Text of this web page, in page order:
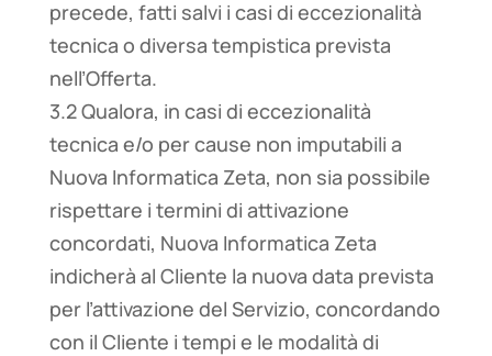
precede, fatti salvi i casi di eccezionalità
tecnica o diversa tempistica prevista
nell’Offerta.
3.2 Qualora, in casi di eccezionalità
tecnica e/o per cause non imputabili a
Nuova Informatica Zeta, non sia possibile
rispettare i termini di attivazione
concordati, Nuova Informatica Zeta
indicherà al Cliente la nuova data prevista
per l’attivazione del Servizio, concordando
con il Cliente i tempi e le modalità di